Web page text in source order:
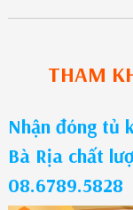
THAM
Nhận đóng tủ
Bà Rịa chất
08.6789.5828